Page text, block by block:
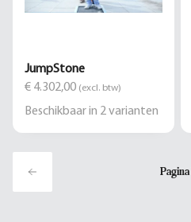
JumpStone
€ 4.302,00 (excl. btw)
Beschikbaar in 2varianten
Pagina